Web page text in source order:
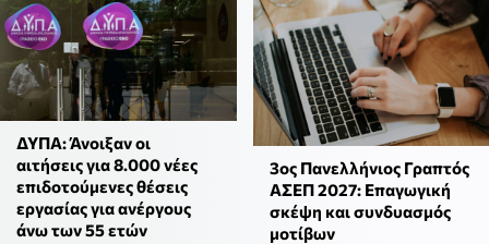
ΔΥΠΑ: Άνοιξαν οι
αιτήσεις για 8.000 νέες
επιδοτούμενες θέσεις
εργασίας για ανέργους
άνω των 55 ετών
3ος Πανελλήνιος Γραπτός
ΑΣΕΠ 2027: Επαγωγική
σκέψη και συνδυασμός
μοτίβων